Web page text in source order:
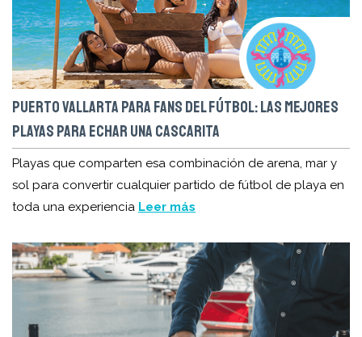
PUERTO VALLARTA PARA FANS DEL FÚTBOL: LAS MEJORES
PLAYAS PARA ECHAR UNA CASCARITA
Playas que comparten esa combinación de arena, mar y
sol para convertir cualquier partido de fútbol de playa en
toda una experiencia Leer más